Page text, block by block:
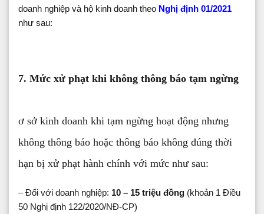
doanh nghiệp và hộ kinh doanh theo Nghị định 01/2021
như sau:
7. Mức xử phạt khi không thông báo tạm ngừng
ơ sở kinh doanh khi tạm ngừng hoạt động nhưng
không thông báo hoặc thông báo không đúng thời
hạn bị xử phạt hành chính với mức như sau:
– Đối với doanh nghiệp: 10 – 15 triệu đồng (khoản 1 Điều
50 Nghị định 122/2020/NĐ-CP)